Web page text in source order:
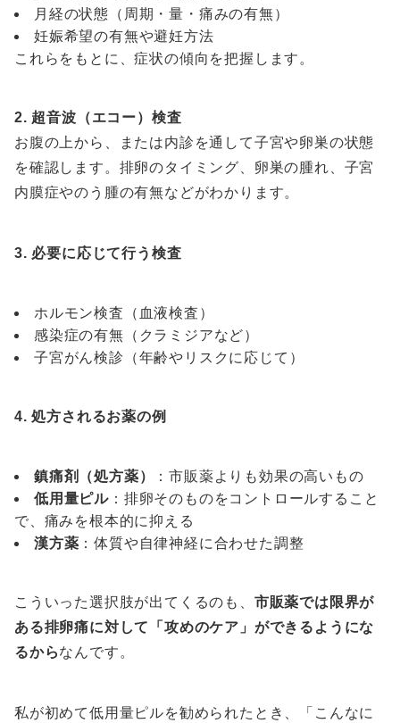
月経の状態（周期・量・痛みの有無）
妊娠希望の有無や避妊方法
これらをもとに、症状の傾向を把握します。
2. 超音波（エコー）検査
お腹の上から、または内診を通して子宮や卵巣の状態
を確認します。排卵のタイミング、卵巣の腫れ、子宮
内膜症やのう腫の有無などがわかります。
3. 必要に応じて行う検査
ホルモン検査（血液検査）
感染症の有無（クラミジアなど）
子宮がん検診（年齢やリスクに応じて）
4. 処方されるお薬の例
鎮痛剤（処方薬）
：市販薬よりも効果の高いもの
低用量ピル ：排卵そのものをコントロールすること
で、痛みを根本的に抑える
漢方薬 ：体質や自律神経に合わせた調整
こういった選択肢が出てくるのも、 市販薬では限界が
ある排卵痛に対して「攻めのケア」ができるようにな
るからなんです。
私が初めて低用量ピルを勧められたとき、「こんなに